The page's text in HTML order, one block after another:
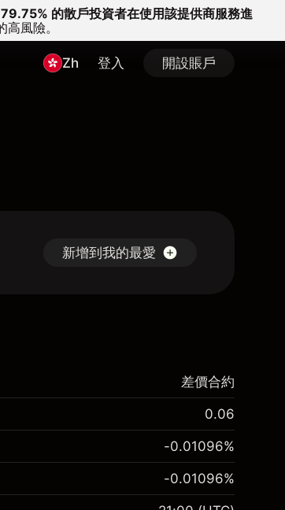
79.75% 的散戶投資者在使用該提供商服務進
風險。
Zh 登入 開設賬戶
新增到我的最愛
差價合約
0.06
-0.01096%
-0.01096%